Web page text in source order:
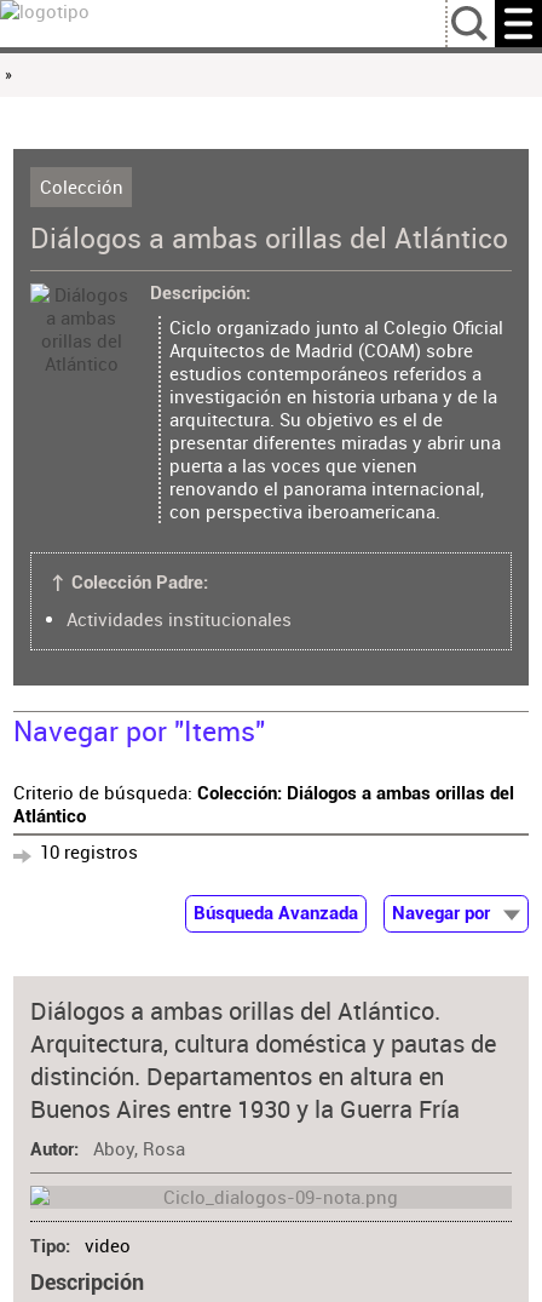
…
»
Colección
Diálogos a ambas orillas del Atlántico
Descripción
Ciclo organizado junto al Colegio Oficial
Arquitectos de Madrid (COAM) sobre
estudios contemporáneos referidos a
investigación en historia urbana y de la
arquitectura. Su objetivo es el de
presentar diferentes miradas y abrir una
puerta a las voces que vienen
renovando el panorama internacional,
con perspectiva iberoamericana.
↑ Colección Padre:
Actividades institucionales
Navegar por "Items"
Criterio de búsqueda: Colección: Diálogos a ambas orillas del
Atlántico
10 registros
Búsqueda Avanzada
Navegar por
Colaborador
Materia
Diálogos a ambas orillas del Atlántico.
Arquitectura, cultura doméstica y pautas de
distinción. Departamentos en altura en
Buenos Aires entre 1930 y la Guerra Fría
Autor Aboy, Rosa
Tipo video
Descripción